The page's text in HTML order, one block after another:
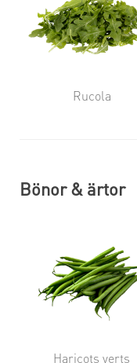
Rucola
Bönor & ärtor
Haricots verts